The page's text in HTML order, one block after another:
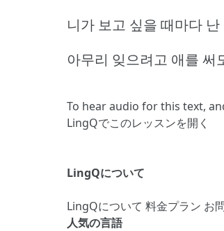
니가 보고 싶을 때마다
아무리 잊으려고 애를 써
To hear audio for this text,
LingQでこのレッスンを開く
LingQについて
LingQについて 料金プラン お
人気の言語